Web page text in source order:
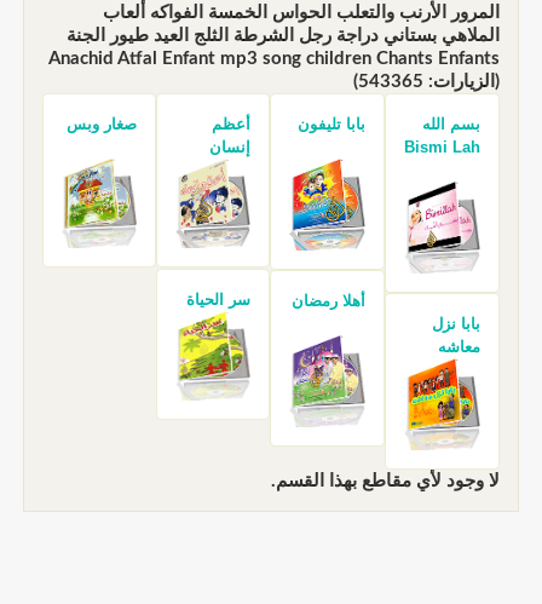
المرور الأرنب والتعلب الحواس الخمسة الفواكه ألعاب
الملاهي بستاني دراجة رجل الشرطة الثلج العيد طيور الجنة
Anachid Atfal Enfant mp3 song children Chants Enfants
(الزيارات: 543365)
بسم الله
Bismi Lah
بابا نزل
معاشه
بابا تليفون
أهلا رمضان
أعظم
إنسان
سر الحياة
صغار وبس
لا وجود لأي مقاطع بهذا القسم.